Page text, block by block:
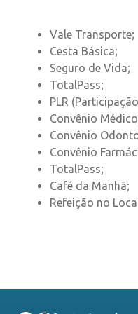
Vale Transporte;
Cesta Básica;
Seguro de Vida;
TotalPass;
PLR
Convênio
Convênio
Convênio
TotalPass;
Café da Manhã;
Refeição no